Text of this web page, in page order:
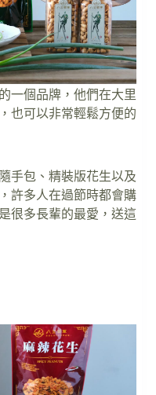
一個品牌，他們在大里
也可以非常輕鬆方便的
手包、精裝版花生以及
許多人在過節時都會購
很多長輩的最愛，送這